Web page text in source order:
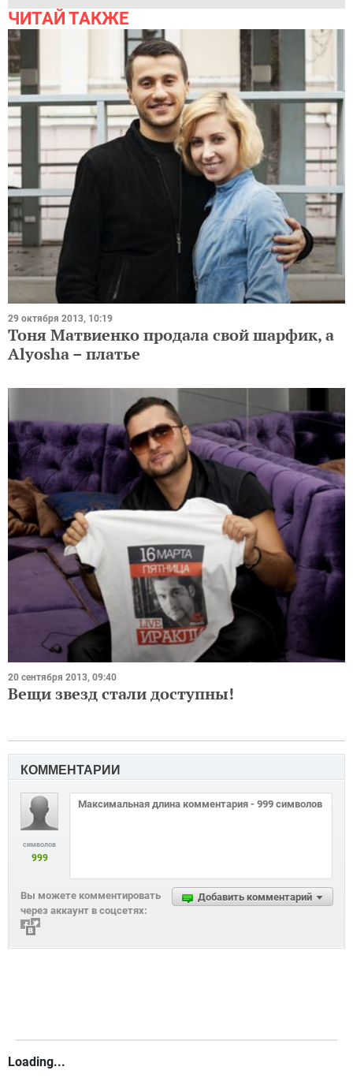
ЧИТАЙ ТАКЖЕ
29 октября 2013, 10:19
Тоня Матвиенко продала свой шарфик, а
Alyosha – платье
20 сентября 2013, 09:40
Вещи звезд стали доступны!
КОММЕНТАРИИ
символов
999
Добавить комментарий
Вы можете комментировать
через аккаунт в соцсетях:
Loading...